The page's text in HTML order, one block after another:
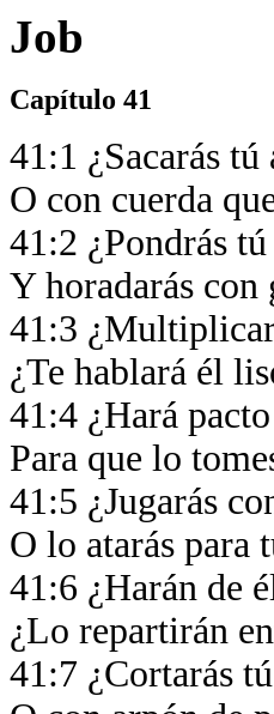
Job
Capítulo 41
41:1 ¿Sacarás
O con cuerda
41:2 ¿Pondrás
Y horadarás
41:3
¿Te hablará él
41:4 ¿Hará
Para que lo
41:5 ¿Jugarás
O lo atarás para
41:6 ¿Harán de
¿Lo repartirán
41:7 ¿Cortarás